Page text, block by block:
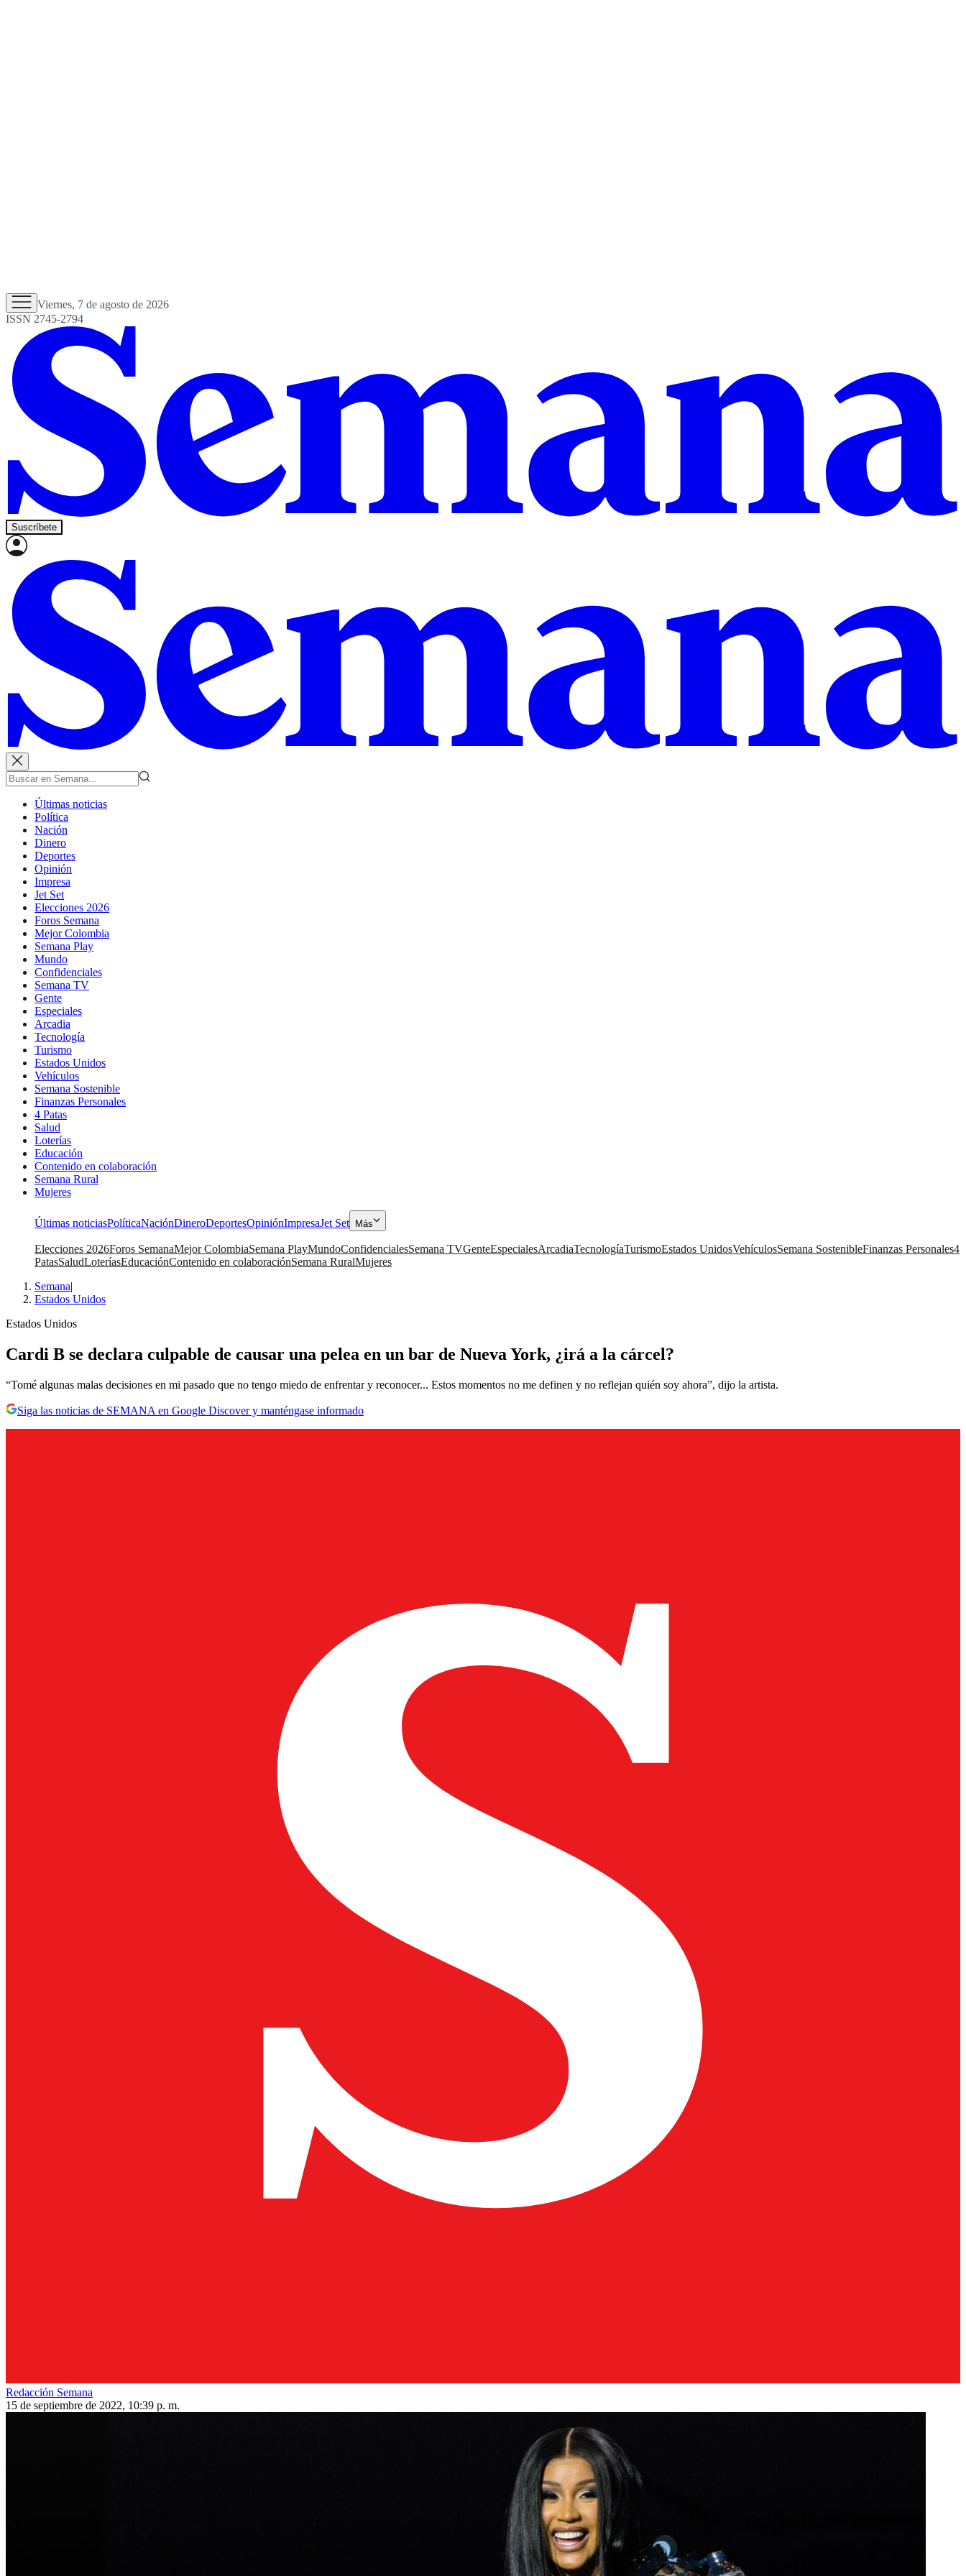
Viernes, 7 de agosto de 2026
ISSN 2745-2794
Suscríbete
Últimas noticias
Política
Nación
Dinero
Deportes
Opinión
Impresa
Jet Set
Elecciones 2026
Foros Semana
Mejor Colombia
Semana Play
Mundo
Confidenciales
Semana TV
Gente
Especiales
Arcadia
Tecnología
Turismo
Estados Unidos
Vehículos
Semana Sostenible
Finanzas Personales
4 Patas
Salud
Loterías
Educación
Contenido en colaboración
Semana Rural
Mujeres
Últimas noticiasPolíticaNaciónDineroDeportesOpiniónImpresaJet Set Más
Elecciones 2026Foros SemanaMejor ColombiaSemana PlayMundoConfidencialesSemana TVGenteEspecialesArcadiaTecnologíaTurismoEstados UnidosVehículosSemana SostenibleFinanzas Personales4
PatasSaludLoteríasEducaciónContenido en colaboraciónSemana RuralMujeres
Semana|
Estados Unidos
Estados Unidos
Cardi B se declara culpable de causar una pelea en un bar de Nueva York, ¿irá a la cárcel?
“Tomé algunas malas decisiones en mi pasado que no tengo miedo de enfrentar y reconocer... Estos momentos no me definen y no reflejan quién soy ahora”, dijo la artista.
Siga las noticias de SEMANA en Google Discover y manténgase informado
Redacción Semana
15 de septiembre de 2022, 10:39 p. m.